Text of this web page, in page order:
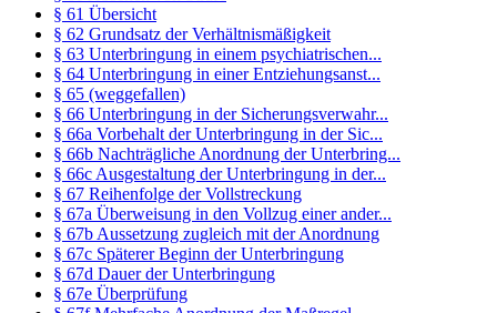
§ 61 Übersicht
§ 62 Grundsatz der Verhältnismäßigkeit
§ 63 Unterbringung in einem psychiatrischen...
§ 64 Unterbringung in einer Entziehungsanst...
§ 65 (weggefallen)
§ 66 Unterbringung in der Sicherungsverwahr...
§ 66a Vorbehalt der Unterbringung in der Sic...
§ 66b Nachträgliche Anordnung der Unterbring...
§ 66c Ausgestaltung der Unterbringung in der...
§ 67 Reihenfolge der Vollstreckung
§ 67a Überweisung in den Vollzug einer ander...
§ 67b Aussetzung zugleich mit der Anordnung
§ 67c Späterer Beginn der Unterbringung
§ 67d Dauer der Unterbringung
§ 67e Überprüfung